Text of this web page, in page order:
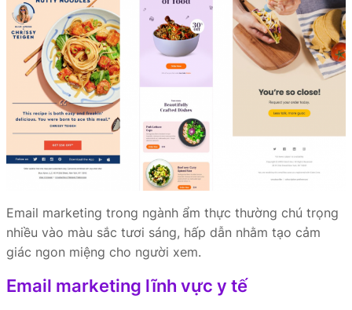
Email marketing trong ngành ẩm thực thường chú trọng
nhiều vào màu sắc tươi sáng, hấp dẫn nhằm tạo cảm
giác ngon miệng cho người xem.
Email marketing lĩnh vực y tế